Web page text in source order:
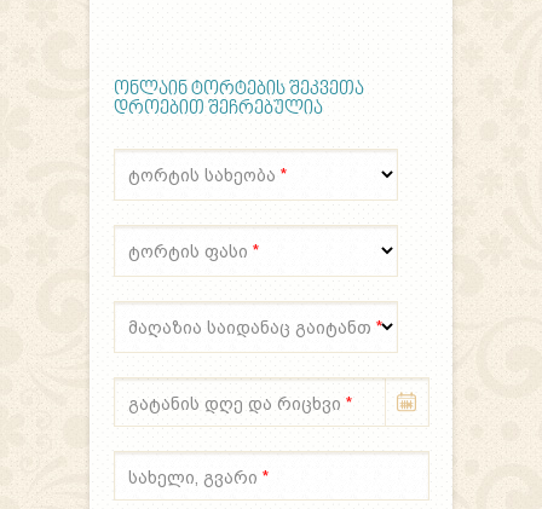
ონლაინ ტორტების შეკვეთა
დროებით შეჩრებულია
ტორტის სახეობა *
ტორტის ფასი *
მაღაზია საიდანაც გაიტანთ *
გატანის დღე და რიცხვი *
სახელი, გვარი *